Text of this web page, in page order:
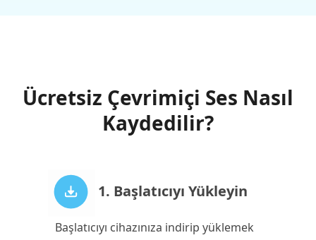
Ücretsiz Çevrimiçi Ses Nasıl
Kaydedilir?
1. Başlatıcıyı Yükleyin
Başlatıcıyı cihazınıza indirip yüklemek